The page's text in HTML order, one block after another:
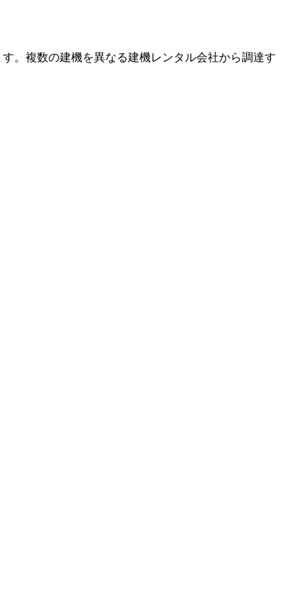
。複数の建機を異なる建機レンタル会社から調達す